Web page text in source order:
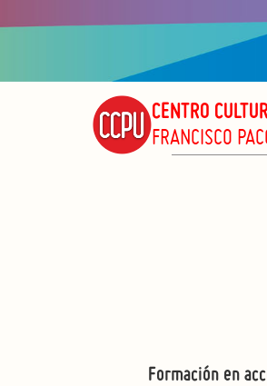
CENTRO
FRANCISCO
Formación en